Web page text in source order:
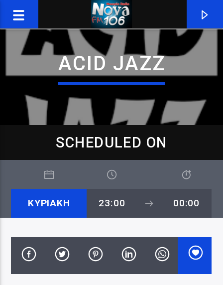
CURRENT TRACK
NOW ON AIR
SMOOTH JAZZ, POP, MELLOW, EASY
ACID JAZZ
SCHEDULED ON
ΚΥΡΙΑΚΗ 23:00 00:00